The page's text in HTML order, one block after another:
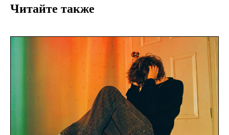
Читайте также